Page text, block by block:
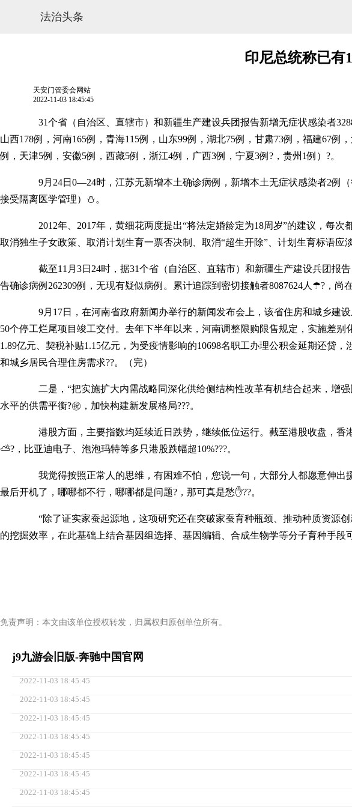
法治头条
印尼总统称已有
天安门管委会网站
2022-11-03 18:45:45
31个省（自治区、直辖市）和新疆生产建设兵团报告新增无症状感染者3288例
山西178例，河南165例，青海115例，山东99例，湖北75例，甘肃73例，福建67
例，天津5例，安徽5例，西藏5例，浙江4例，广西3例，宁夏3例?，贵州1例）?。
9月24日0—24时，江苏无新增本土确诊病例，新增本土无症状感染者2例（徐
接受隔离医学管理）⛄。
2012年、2017年，黄细花两度提出“将法定婚龄定为18周岁”的建议，每次都
取消独生子女政策、取消计划生育一票否决制、取消“超生开除”、计划生育标语应
截至11月3日24时，据31个省（自治区、直辖市）和新疆生产建设兵团报告，
告确诊病例262309例，无现有疑似病例。累计追踪到密切接触者8087624人☂?，尚在
9月17日，在河南省政府新闻办举行的新闻发布会上，该省住房和城乡建设厅
50个停工烂尾项目竣工交付。去年下半年以来，河南调整限购限售规定，实施差
1.89亿元、契税补贴1.15亿元，为受疫情影响的10698名职工办理公积金延期还贷
和城乡居民合理住房需求??。（完）
二是，“把实施扩大内需战略同深化供给侧结构性改革有机结合起来，增强国
水平的供需平衡?㊗，加快构建新发展格局???。
港股方面，主要指数均延续近日跌势，继续低位运行。截至港股收盘，香港恒
⛅?，比亚迪电子、泡泡玛特等多只港股跌幅超10%???。
我觉得按照正常人的思维，有困难不怕，您说一句，大部分人都愿意伸出援
最后开机了，哪哪都不行，哪哪都是问题?，那可真是愁✋??。
“除了证实家蚕起源地，这项研究还在突破家蚕育种瓶颈、推动种质资源创新
的挖掘效率，在此基础上结合基因组选择、基因编辑、合成生物学等分子育种手段
免责声明：本文由该单位授权转发，归属权归原创单位所有。
j9九游会旧版-奔驰中国官网
2022-11-03 18:45:45
2022-11-03 18:45:45
2022-11-03 18:45:45
2022-11-03 18:45:45
2022-11-03 18:45:45
2022-11-03 18:45:45
2022-11-03 18:45:45